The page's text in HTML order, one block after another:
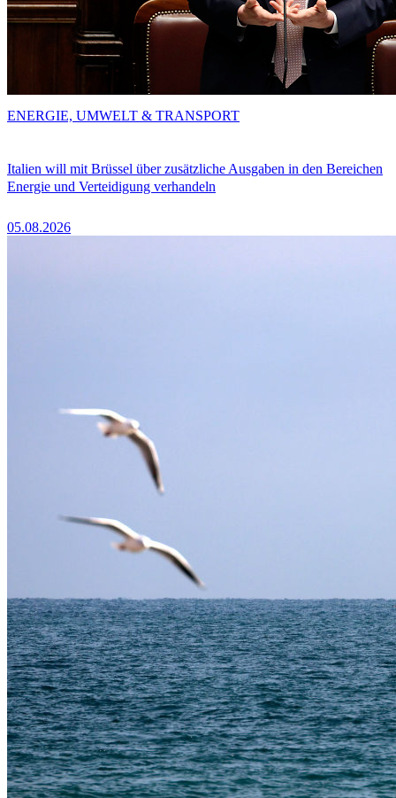
Italien will mit Brüssel über zusätzliche Ausgaben in den Bereichen
Energie und Verteidigung verhandeln
05.08.2026
ENERGIE, UMWELT & TRANSPORT